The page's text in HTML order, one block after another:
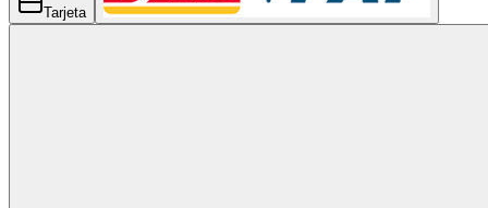
Tarjeta